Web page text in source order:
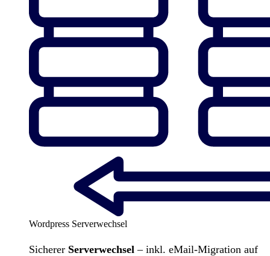
Wordpress Serverwechsel
Sicherer Serverwechsel – inkl. eMail-Migration auf